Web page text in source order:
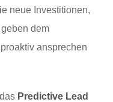
neue Investitionen,
dem
ansprechen
Predictive Lead